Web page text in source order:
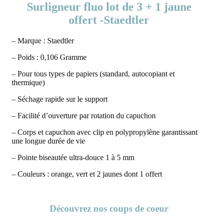
Surligneur fluo lot de 3 + 1 jaune
offert -Staedtler
– Marque : Staedtler
– Poids : 0,106 Gramme
– Pour tous types de papiers (standard, autocopiant et
thermique)
– Séchage rapide sur le support
– Facilité d’ouverture par rotation du capuchon
– Corps et capuchon avec clip en polypropylène garantissant
une longue durée de vie
– Pointe biseautée ultra-douce 1 à 5 mm
– Couleurs : orange, vert et 2 jaunes dont 1 offert
Découvrez nos coups de coeur